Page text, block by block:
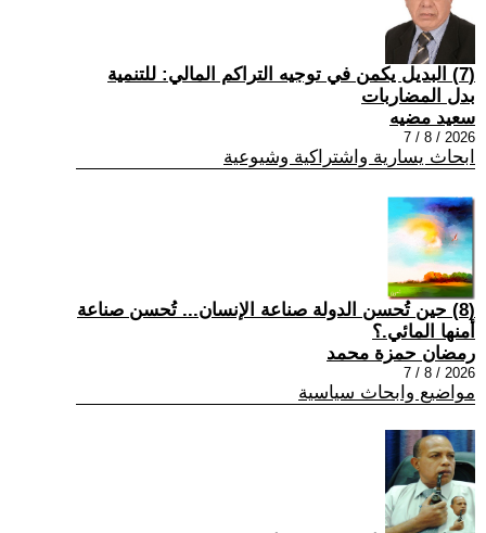
(7) البديل يكمن في توجيه التراكم المالي: للتنمية
بدل المضاربات
سعيد مضيه
2026 / 8 / 7
ابحاث يسارية واشتراكية وشيوعية
(8) حين تُحسن الدولة صناعة الإنسان... تُحسن صناعة
أمنها المائي.؟
رمضان حمزة محمد
2026 / 8 / 7
مواضيع وابحاث سياسية